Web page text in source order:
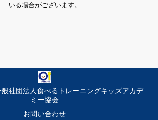
いる場合がございます。
社団法人食べるトレーニングキッズアカデ
ミー協会
お問い合わせ